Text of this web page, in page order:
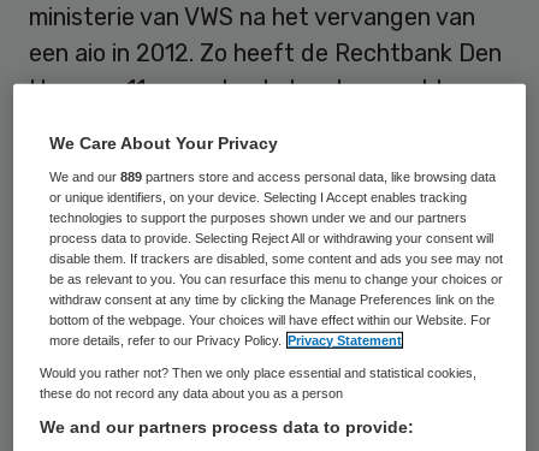
ministerie van VWS na het vervangen van
een aio in 2012. Zo heeft de Rechtbank Den
Haag op 11 augustus bekend gemaakt.
Het Goudse ziekenhuis sleepte het
ministerie in juli voor de rechter omdat het
meende recht te hebben op de vergoeding
van een extra aio-plek op de opleiding
obstetrie en gynaecologie.
LUMC
Het ziekenhuis in Gouda heeft een aio
We Care About Your Privacy
We and our889 partners store and access personal data, like browsing data
or unique identifiers, on your device. Selecting I Accept enables tracking
technologies to support the purposes shown under we and our partners
process data to provide. Selecting Reject All or withdrawing your consent will
disable them. If trackers are disabled, some content and ads you see may not
be as relevant to you. You can resurface this menu to change your choices or
withdraw consent at any time by clicking the Manage Preferences link on the
bottom of the webpage. Your choices will have effect within our Website. For
more details, refer to our Privacy Policy.
Privacy Statement
Would you rather not? Then we only place essential and statistical cookies,
these do not record any data about you as a person
We and our partners process data to provide: